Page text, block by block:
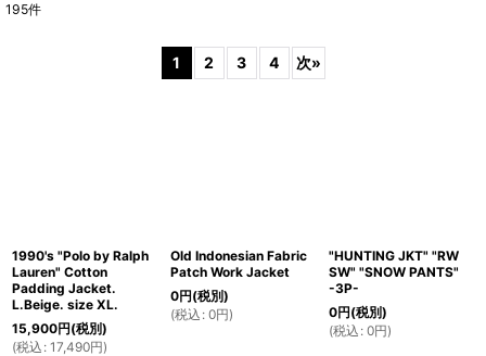
195件
1 2 3 4 次»
1990's "Polo by Ralph
Lauren" Cotton
Padding Jacket.
L.Beige. size XL.
15,900円(税別)
(税込 : 17,490円)
Old Indonesian Fabric
Patch Work Jacket
0円(税別)
(税込 : 0円)
"HUNTING JKT" "RW
SW" "SNOW PANTS"
-3P-
0円(税別)
(税込 : 0円)